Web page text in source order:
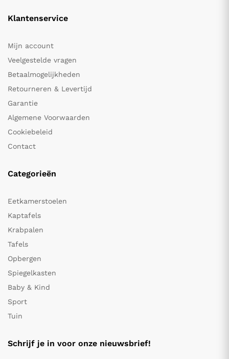
Klantenservice
Mijn account
Veelgestelde vragen
Betaalmogelijkheden
Retourneren & Levertijd
Garantie
Algemene Voorwaarden
Cookiebeleid
Contact
Categorieën
Eetkamerstoelen
Kaptafels
Krabpalen
Tafels
Opbergen
Spiegelkasten
Baby & Kind
Sport
Tuin
Schrijf je in voor onze nieuwsbrief!